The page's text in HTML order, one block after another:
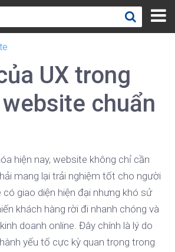
UX trong
chuẩn
hiện nay, website không chỉ cần
mang lại trải nghiệm tốt cho người
giao diện hiện đại nhưng khó sử
khách hàng rời đi nhanh chóng và
doanh online. Đây chính là lý do
yếu tố cực kỳ quan trọng trong